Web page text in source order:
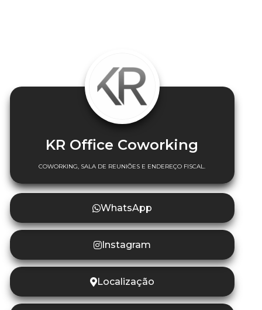
KR Office Coworking
COWORKING, SALA DE REUNIÕES E ENDEREÇO FISCAL.
WhatsApp
Instagram
Localização